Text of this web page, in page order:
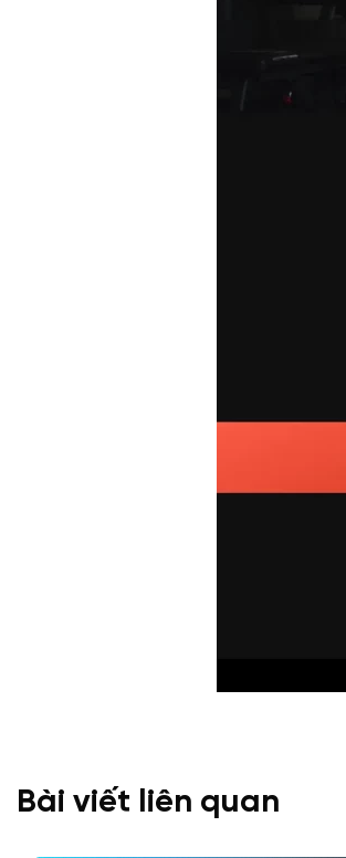
Bài viết liên quan